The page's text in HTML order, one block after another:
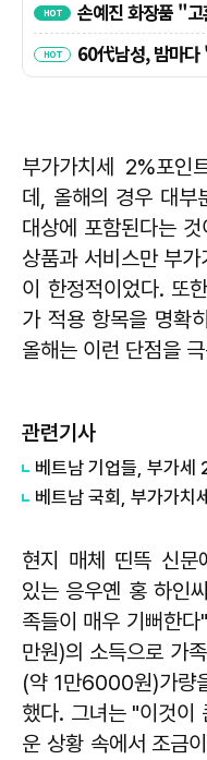
부가가치세 2%포인
데, 올해의 경우 대부
대상에 포함된다는
상품과 서비스만 부
이 한정적이었다. 또
가 적용 항목을 명확
올해는 이런 단점을
관련기사
베트남 기업들, 부가세
현지 매체 띤뜩 신문
있는 응우옌 홍 하인
족들이 매우 기뻐한
만원)의 소득으로 가
(약 1만6000원)가량
했다. 그녀는 "이것이
운 상황 속에서 조금